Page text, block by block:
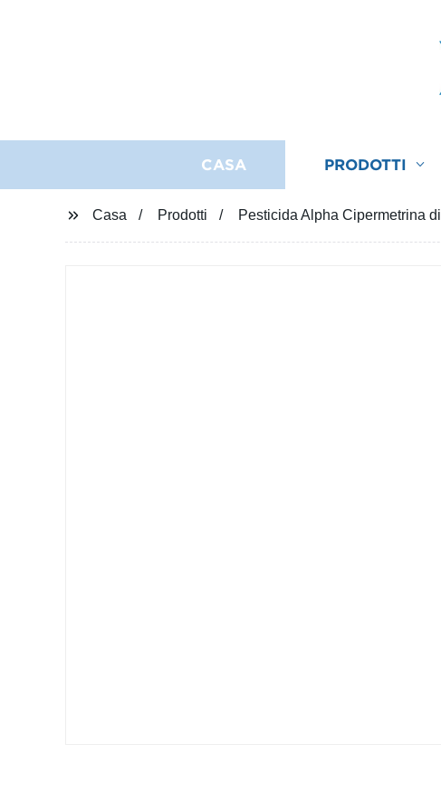
CASA PRODOTTI
Casa Prodotti Pesticida Alpha Cipermetrina